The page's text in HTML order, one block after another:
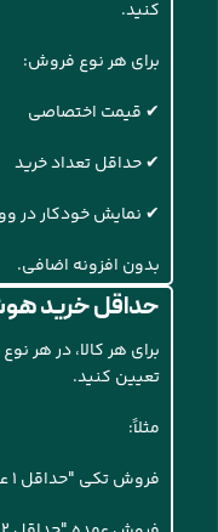
کنید.
برای هر نوع فروش:
✔ قیمت اختصاصی
✔ حداقل تعداد خرید
✔ نمایش خودکار در
بدون افزونه اضافی.
حداقل خرید
برای هر کالا، در هر
تعیین کنید.
مثلاً:
فروش تکی "حداقل ۱ عدد"